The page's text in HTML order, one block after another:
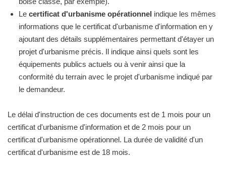
Le certificat d'urbanisme opérationnel indique les mêmes
informations que le certificat d'urbanisme d'information en y
ajoutant des détails supplémentaires permettant d'étayer un
projet d'urbanisme précis. Il indique ainsi quels sont les
équipements publics actuels ou à venir ainsi que la
conformité du terrain avec le projet d'urbanisme indiqué par
le demandeur.
Le délai d'instruction de ces documents est de 1 mois pour un
certificat d'urbanisme d'information et de 2 mois pour un
certificat d'urbanisme opérationnel. La durée de validité d'un
certificat d'urbanisme est de 18 mois.